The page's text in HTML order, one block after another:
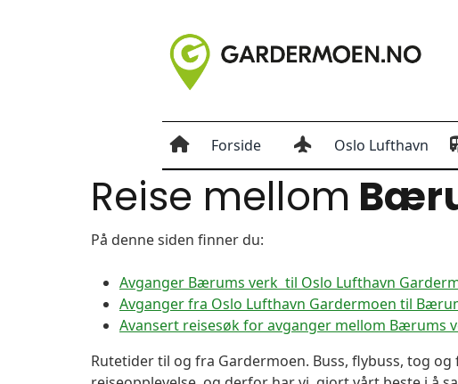
Forside Oslo Lufthavn
Reise mellom
På denne siden finner du:
Avganger Bærums verk til Oslo Lufthavn
Avganger fra Oslo Lufthavn Gardermoen til
Avansert reisesøk for avganger mellom Bærums
Rutetider til og fra Gardermoen. Buss, flybuss, tog